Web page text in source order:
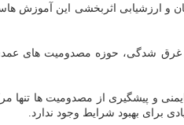
و ارزشیابی اثربخشی این آموزش
غرق شدگی، حوزه مصدومیت های
و پیشگیری از مصدومیت ها تنها
برای بهبود شرایط وجود ندارد.